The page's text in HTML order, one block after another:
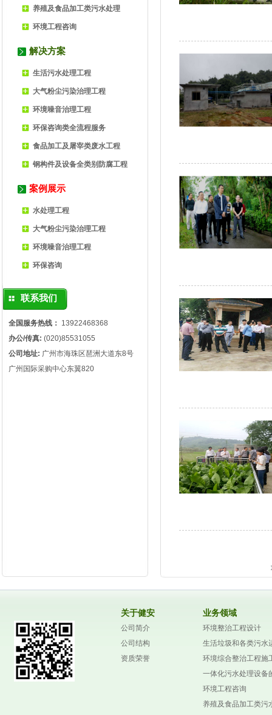
养殖及食品加工类污水处理
环境工程咨询
解决方案
生活污水处理工程
大气粉尘污染治理工程
环境噪音治理工程
环保咨询类全流程服务
食品加工及屠宰类废水工程
钢构件及设备全类别防腐工程
案例展示
水处理工程
大气粉尘污染治理工程
环境噪音治理工程
环保咨询
联系我们
全国服务热线： 13922468368
办公/传真: (020)85531055
公司地址: 广州市海珠区琶洲大道东8号
广州国际采购中心东翼820
关于健安 业务领域
公司简介
公司结构
资质荣誉
环境整治工程设计
生活垃圾和各类污水
环境综合整治工程施
一体化污水处理设备
环境工程咨询
养殖及食品加工类污